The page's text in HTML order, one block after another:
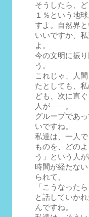
そうしたら、
１％という地
すよ。自然界
いいですか、
よ。
今の文明に振
う。
これじゃ、人
たとしても、
ども、次に直
人が――。
グループであ
いですね。
私達は、一人
ものを、どの
う」という人
時間が経たな
られて、
「こうなった
と話していか
んですね。